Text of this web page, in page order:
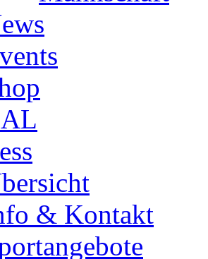
& Kontakt